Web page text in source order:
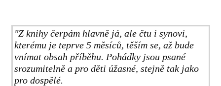
"Z knihy čerpám hlavně já, ale čtu i synovi,
kterému je teprve 5 měsíců, těším se, až bude
vnímat obsah příběhu. Pohádky jsou psané
srozumitelně a pro děti úžasné, stejně tak jako
pro dospělé.